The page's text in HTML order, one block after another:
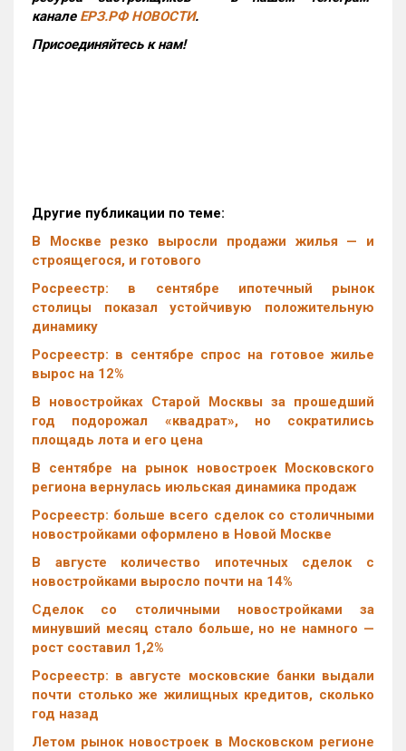
канале ЕРЗ.РФ НОВОСТИ.
Присоединяйтесь к нам!
Другие публикации по теме:
В Москве резко выросли продажи жилья — и
строящегося, и готового
Росреестр: в сентябре ипотечный рынок
столицы показал устойчивую положительную
динамику
Росреестр: в сентябре спрос на готовое жилье
вырос на 12%
В новостройках Старой Москвы за прошедший
год подорожал «квадрат», но сократились
площадь лота и его цена
В сентябре на рынок новостроек Московского
региона вернулась июльская динамика продаж
Росреестр: больше всего сделок со столичными
новостройками оформлено в Новой Москве
В августе количество ипотечных сделок с
новостройками выросло почти на 14%
Cделок со столичными новостройками за
минувший месяц стало больше, но не намного —
рост составил 1,2%
Росреестр: в августе московские банки выдали
почти столько же жилищных кредитов, сколько
год назад
Летом рынок новостроек в Московском регионе